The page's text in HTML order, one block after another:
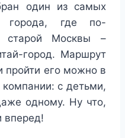
один из самых
города, где по-
старой Москвы –
город. Маршрут
пройти его можно в
с детьми,
одному. Ну что,
вперед!